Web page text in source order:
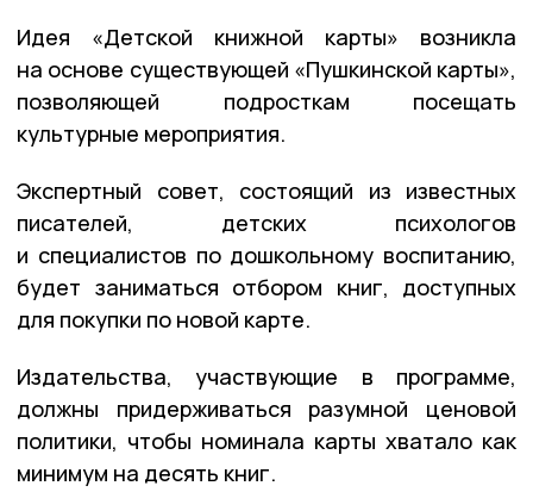
Идея «Детской книжной карты» возникла
на основе существующей «Пушкинской карты»,
позволяющей подросткам посещать
культурные мероприятия.
Экспертный совет, состоящий из известных
писателей, детских психологов
и специалистов по дошкольному воспитанию,
будет заниматься отбором книг, доступных
для покупки по новой карте.
Издательства, участвующие в программе,
должны придерживаться разумной ценовой
политики, чтобы номинала карты хватало как
минимум на десять книг.